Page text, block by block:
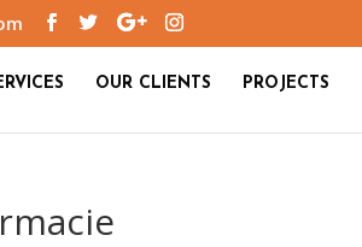
OUR CLIENTS PROJECTS